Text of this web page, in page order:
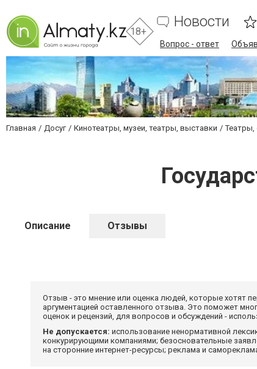
18+
Новости
Вопрос - ответ
Главная Досуг Кинотеатры, музеи, театры, выставки Театры,
Описание Отзывы
Отзыв - это мнение или оценка людей, которые хотят
аргументацией оставленного отзыва. Это поможет
оценок и рецензий, для вопросов и обсуждений -
Не допускается: использование ненормативной
конкурирующими компаниями; безосновательные
на сторонние интернет-ресурсы; реклама и